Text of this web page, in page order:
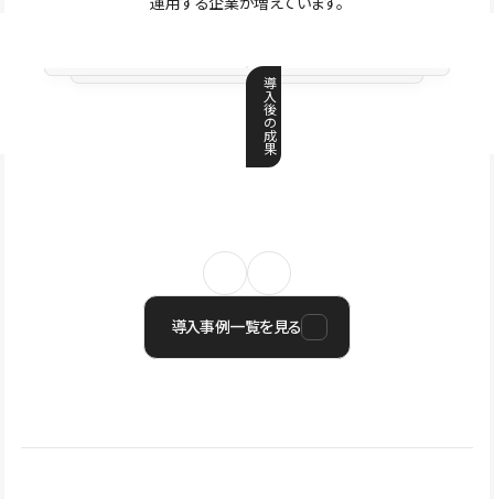
導
入
後
の
成
果
導入事例一覧を見る